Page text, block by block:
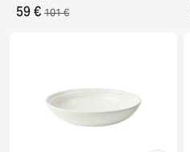
59 € 101 €